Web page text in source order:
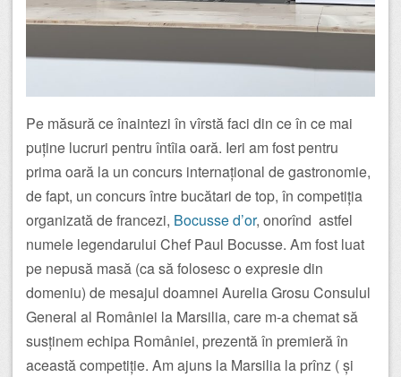
Pe măsură ce înaintezi în vîrstă faci din ce în ce mai
puține lucruri pentru întîia oară. Ieri am fost pentru
prima oară la un concurs internațional de gastronomie,
de fapt, un concurs între bucătari de top, în competiția
organizată de francezi, Bocusse d’or, onorînd astfel
numele legendarului Chef Paul Bocusse. Am fost luat
pe nepusă masă (ca să folosesc o expresie din
domeniu) de mesajul doamnei Aurelia Grosu Consulul
General al României la Marsilia, care m-a chemat să
susținem echipa României, prezentă în premieră în
această competiție. Am ajuns la Marsilia la prînz ( și